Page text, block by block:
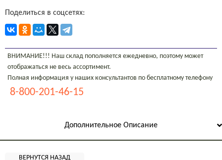
Поделиться в соцсетях:
ВНИМАНИЕ!!! Наш склад пополняется ежедневно, поэтому может
отображаться не весь ассортимент.
Полная информация у наших консультантов по бесплатному телефону
8-800-201-46-15
Дополнительное Описание